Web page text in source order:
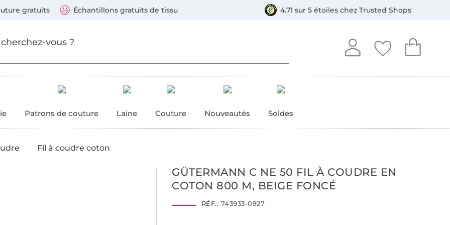
gratuits Échantillons gratuits de tissu 4.71 sur 5 étoiles chez Trusted Shops
Se connecter
Se connecter à votre
Mes favoris
Vous avez
Mon
Vous avez
Patrons de couture Laine Couture Nouveautés Soldes
Fil à coudre coton
GÜTERMANN C NE 50 FIL À COUDRE EN
COTON 800 M, BEIGE FONCÉ
RÉF.: 743933-0927
suivants : Visa, Mastercard, Carte bleue, PayPal, Virement, Bancontact